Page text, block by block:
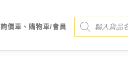
詢價車、購物車/會員
Products search